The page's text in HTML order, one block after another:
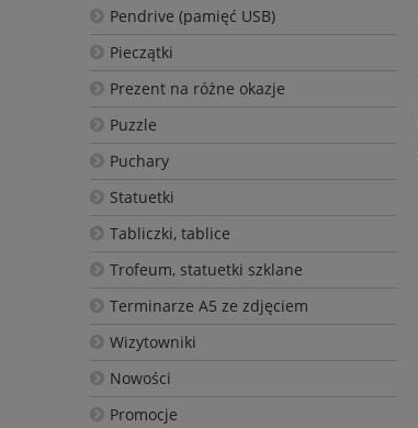
Pendrive (pamięć USB)
Pieczątki
Prezent na różne okazje
Puzzle
Puchary
Statuetki
Tabliczki, tablice
Trofeum, statuetki szklane
Terminarze A5 ze zdjęciem
Wizytowniki
Nowości
Promocje